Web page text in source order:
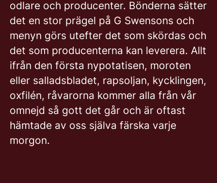
odlare och producenter. Bönderna sätter
det en stor prägel på G Swensons och
menyn görs utefter det som skördas och
det som producenterna kan leverera. Allt
ifrån den första nypotatisen, moroten
eller salladsbladet, rapsoljan, kycklingen,
oxfilén, råvarorna kommer alla från vår
omnejd så gott det går och är oftast
hämtade av oss själva färska varje
morgon.